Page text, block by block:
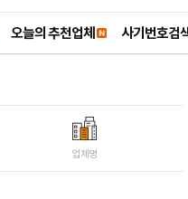
오늘의 추천업체 사기번호검
업체명